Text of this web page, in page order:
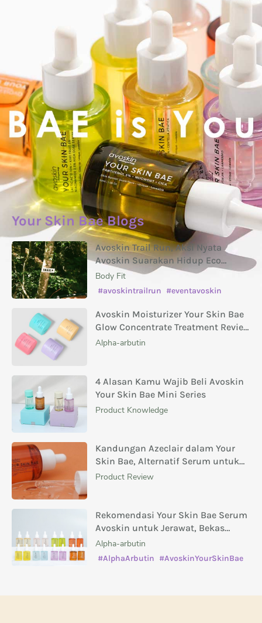
Your Skin Bae Blogs
Avoskin Trail Run, Aksi Nyata
Avoskin Suarakan Hidup Eco
Conscious
Body Fit
#avoskintrailrun #eventavoskin
Avoskin Moisturizer Your Skin Bae
Glow Concentrate Treatment Review
Masing-Masing Variannya
Alpha-arbutin
4 Alasan Kamu Wajib Beli Avoskin
Your Skin Bae Mini Series
Product Knowledge
Kandungan Azeclair dalam Your
Skin Bae, Alternatif Serum untuk
Menghilangkan Bekas Jerawat
Product Review
Rekomendasi Your Skin Bae Serum
Avoskin untuk Jerawat, Bekas
Jerawat, Kusam, dan Masalah Kulit
Lainnya
Alpha-arbutin
#AlphaArbutin #AvoskinYourSkinBae